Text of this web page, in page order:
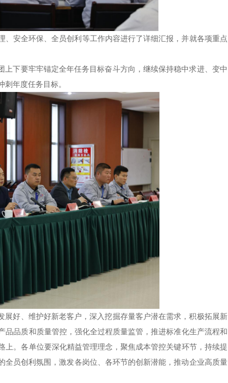
、安全环保、全员创利等工作内容进行了详细汇报，并就各项重点
下要牢牢锚定全年任务目标奋斗方向，继续保持稳中求进、变中
年度任务目标。
好、维护好新老客户，深入挖掘存量客户潜在需求，积极拓展新
品质和质量管控，强化全过程质量监管，推进标准化生产流程和
。各单位要深化精益管理理念，聚焦成本管控关键环节，持续提
全员创利氛围，激发各岗位、各环节的创新潜能，推动企业高质量